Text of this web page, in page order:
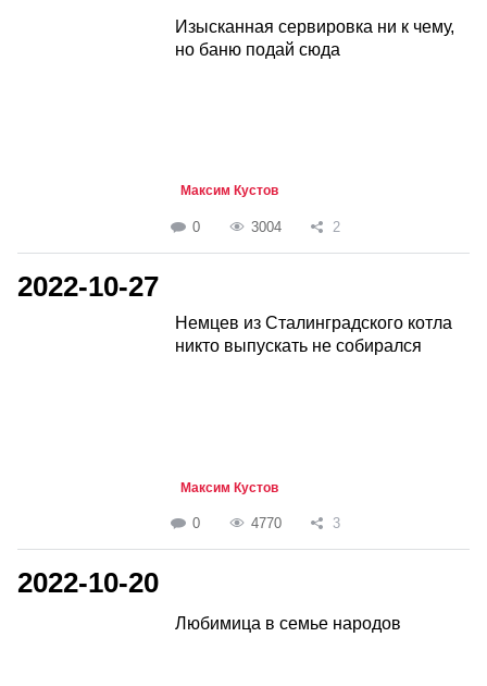
Изысканная сервировка ни к чему,
но баню подай сюда
Максим Кустов
0 3004 2
2022-10-27
Немцев из Сталинградского котла
никто выпускать не собирался
Максим Кустов
0 4770 3
2022-10-20
Любимица в семье народов